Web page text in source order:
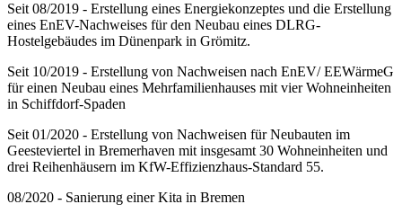
Seit 08/2019 - Erstellung eines Energiekonzeptes und die Erstellung
eines EnEV-Nachweises für den Neubau eines DLRG-
Hostelgebäudes im Dünenpark in Grömitz.
Seit 10/2019 - Erstellung von Nachweisen nach EnEV/ EEWärmeG
für einen Neubau eines Mehrfamilienhauses mit vier Wohneinheiten
in Schiffdorf-Spaden
Seit 01/2020 - Erstellung von Nachweisen für Neubauten im
Geesteviertel in Bremerhaven mit insgesamt 30 Wohneinheiten und
drei Reihenhäusern im KfW-Effizienzhaus-Standard 55.
08/2020 - Sanierung einer Kita in Bremen